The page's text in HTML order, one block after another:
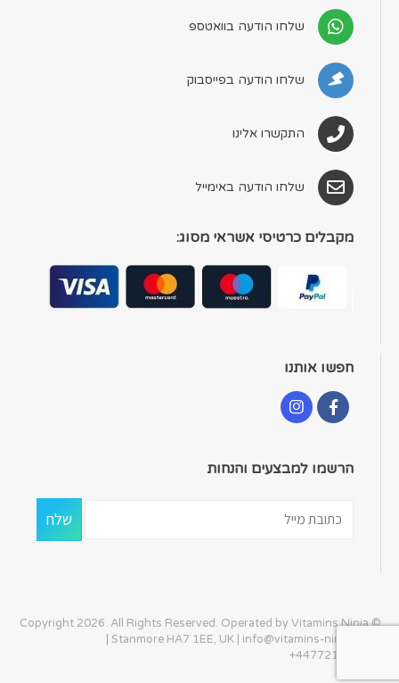
שלחו הודעה בוואטספ
שלחו הודעה בפייסבוק
התקשרו אלינו
שלחו הודעה באימייל
מקבלים כרטיסי אשראי מסוג:
חפשו אותנו
הרשמו למבצעים והנחות
© Copyright 2026. All Rights Reserved. Operated by Vitamins Ninja
| Stanmore HA7 1EE, UK | info@vitamins-ninja.com
+447721405586